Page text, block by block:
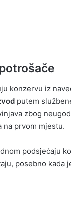
konzervu iz
putem
zbog
na prvom mjestu.
podsjećaju
posebno kada